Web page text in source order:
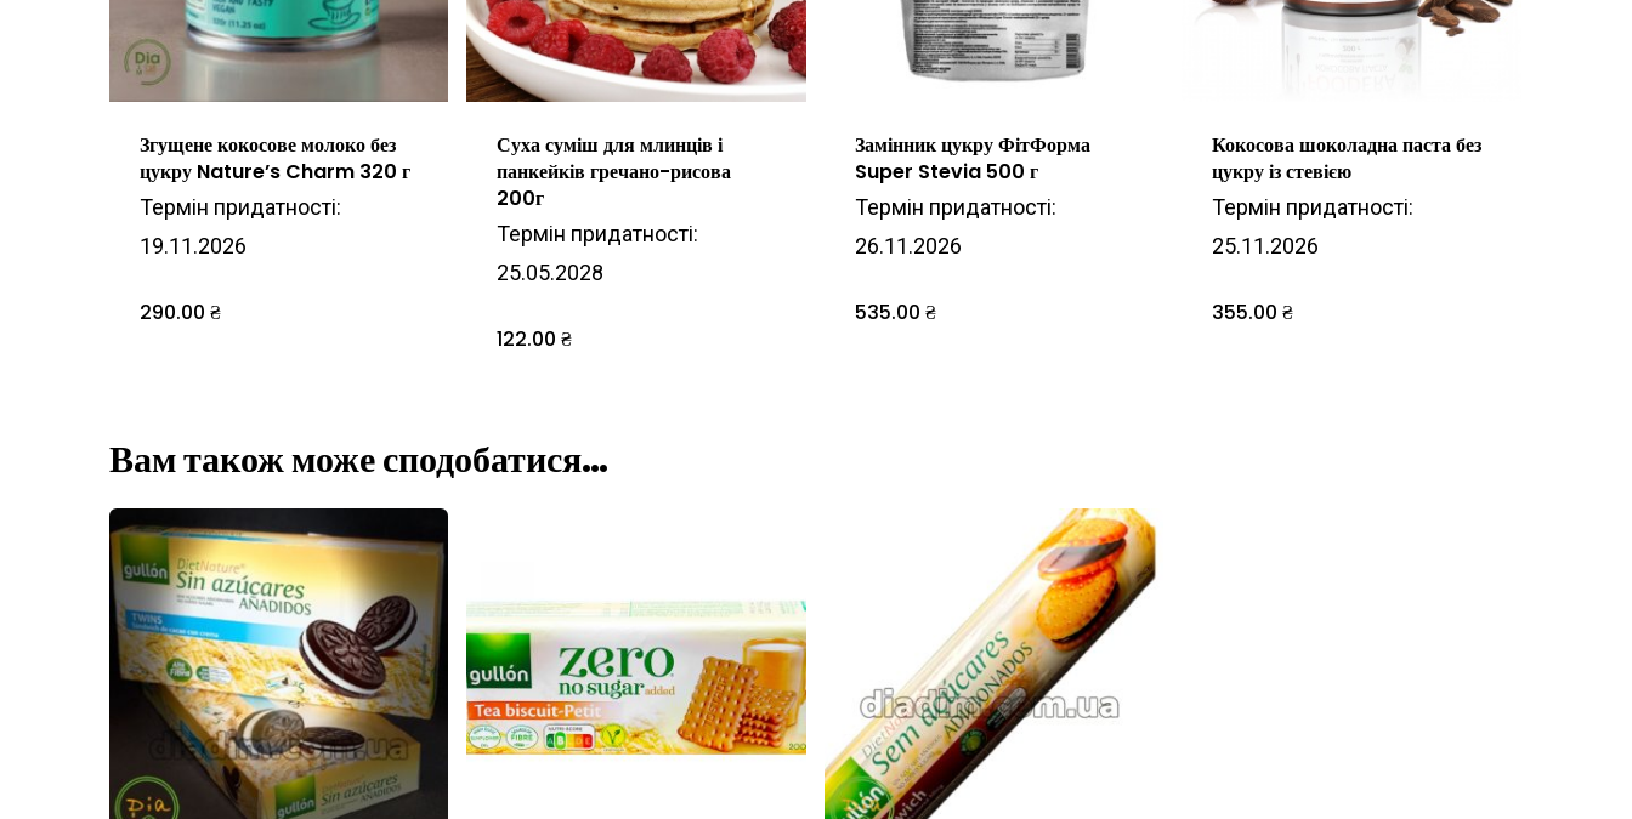
Згущене кокосове молоко без
цукру Nature’s Charm 320 г
Термін придатності:
19.11.2026
290.00 ₴
Суха суміш для млинців і
панкейків гречано-рисова
200г
Термін придатності:
25.05.2028
122.00₴
Замінник цукру ФітФорма
Super Stevia 500 г
Термін придатності:
26.11.2026
535.00 ₴
Кокосова шоколадна паста без
цукру із стевією
Термін придатності:
25.11.2026
355.00₴
Вам також може сподобатися…